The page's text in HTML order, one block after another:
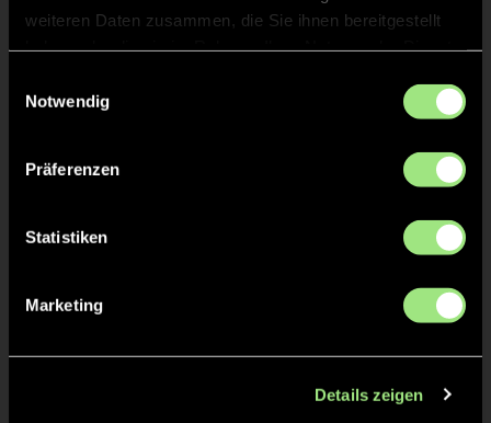
weiteren Daten zusammen, die Sie ihnen bereitgestellt
Notwendig
Präferenzen
Statistiken
Marketing
Details zeigen
18' KURZE ECKE - VERGEBEN
17' TOR 3:0, KURZE ECKE - TOR
17' KURZE ECKE